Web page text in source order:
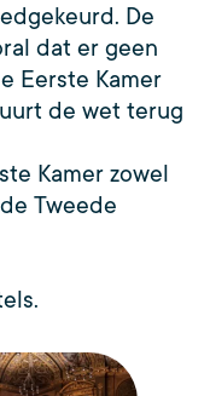
De
dat er geen
Eerste Kamer
de wet terug
Kamer zowel
Tweede